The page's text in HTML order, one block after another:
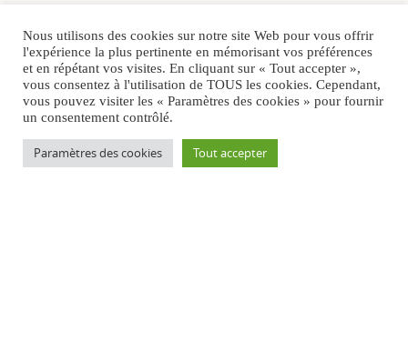
Nous utilisons des cookies sur notre site Web pour vous offrir
l'expérience la plus pertinente en mémorisant vos préférences
et en répétant vos visites. En cliquant sur « Tout accepter »,
vous consentez à l'utilisation de TOUS les cookies. Cependant,
vous pouvez visiter les « Paramètres des cookies » pour fournir
un consentement contrôlé.
Paramètres des cookies Tout accepter